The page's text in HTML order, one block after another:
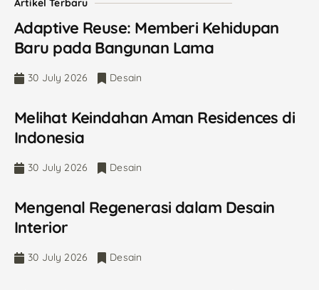
Artikel Terbaru
Adaptive Reuse: Memberi Kehidupan
Baru pada Bangunan Lama
30 July 2026 Desain
Melihat Keindahan Aman Residences di
Indonesia
30 July 2026 Desain
Mengenal Regenerasi dalam Desain
Interior
30 July 2026 Desain